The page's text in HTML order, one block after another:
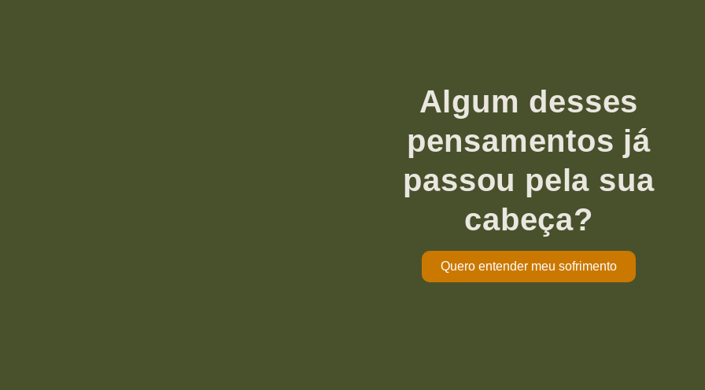
Algum desses
pensamentos já
passou pela sua
cabeça?
Quero entender meu sofrimento